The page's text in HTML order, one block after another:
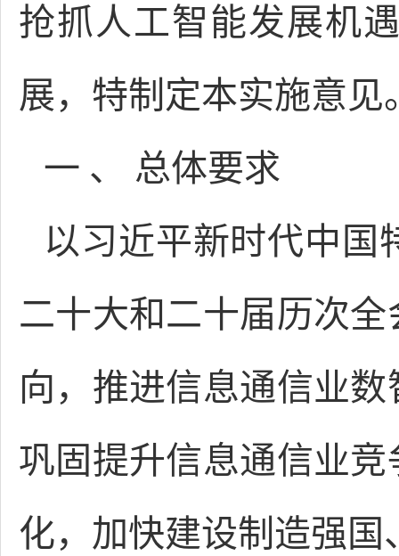
抢抓人工智能发展机
展，特制定本实施意见
一 、 总体要求
以习近平新时代中国
二十大和二十届历次
向，推进信息通信业
巩固提升信息通信业
化，加快建设制造强